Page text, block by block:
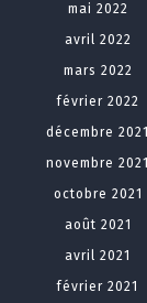
mai 2022
avril 2022
mars 2022
février 2022
décembre 2021
novembre 2021
octobre 2021
août 2021
avril 2021
février 2021